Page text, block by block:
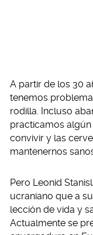
A partir de los 30
tenemos
rodilla. Incluso
practicamos
convivir y las
mantenernos
Pero Leonid
ucraniano que a
lección de vida y
Actualmente se